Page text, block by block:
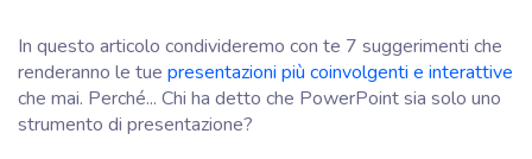
In questo articolo condivideremo con te 7 suggerimenti che
renderanno le tue presentazioni più coinvolgenti e interattive
che mai. Perché... Chi ha detto che PowerPoint sia solo uno
strumento di presentazione?